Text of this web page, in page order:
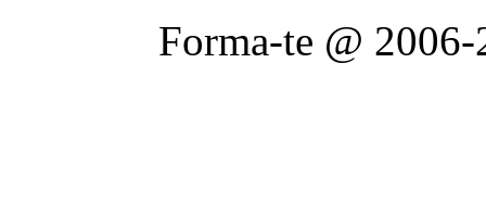
Forma-te @